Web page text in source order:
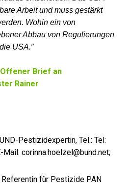
Arbeit und muss gestärkt
Wohin ein von
Abbau von Regulierungen
USA.”
Offener Brief an
Rainer
Pestizidexpertin, Tel.: Tel:
corinna.hoelzel@bund.net;
für Pestizide PAN